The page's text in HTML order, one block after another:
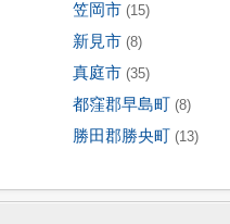
笠岡市 (15)
新見市 (8)
真庭市 (35)
都窪郡早島町 (8)
勝田郡勝央町 (13)